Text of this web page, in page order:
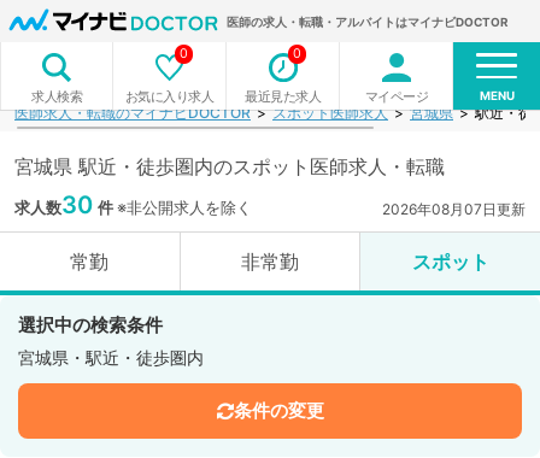
医師の求人・転職・アルバイトはマイナビDOCTOR
求人検索 お気に入り求人
0
最近見た求人
0
マイページ MENU
医師求人・転職のマイナビDOCTOR スポット医師求人 宮城県 駅近・徒
宮城県 駅近・徒歩圏内のスポット医師求人・転職
求人数30 件※非公開求人を除く 2026年08月07日更新
常勤 非常勤 スポット
選択中の検索条件
宮城県・駅近・徒歩圏内
条件の変更